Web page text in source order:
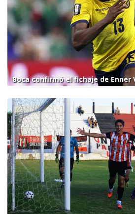
Boca confirmó el fichaje de Enner